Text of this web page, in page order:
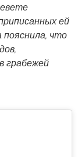
ей
пояснила, что
грабежей